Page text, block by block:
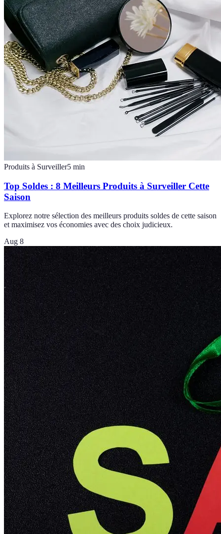
Produits à Surveiller5 min
Top Soldes : 8 Meilleurs Produits à Surveiller Cette
Saison
Explorez notre sélection des meilleurs produits soldes de cette saison
et maximisez vos économies avec des choix judicieux.
Aug 8